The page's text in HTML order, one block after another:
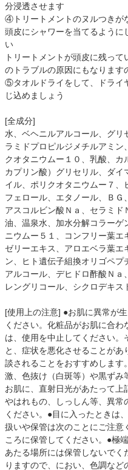
分浸透させます
④トリートメントのヌルつきが
頭皮にシャワーを当てるように
い
トリートメントが頭皮に残っ
のトラブルの原因にもなります
⑤タオルドライをして、ドライ
じ込めましょう
[全成分]
水、ベヘニルアルコール、グリ
ラミドプロピルジメチルアミン
クオタニウムー１０、乳酸、カ
カプリン酸）グリセリル、ダ
イル、ポリクオタニウムー７、
フェロール、エタノール、ＢＧ
アスコルビン酸Ｎａ、セラミド
油、温泉水、加水分解コラーゲ
ニウムー５１、コンフリー葉
ゼリーエキス、アロエベラ葉
ン、ヒト遺伝子組換オリゴペ
アルコール、デヒドロ酢酸Ｎ
レングリコール、シクロデキ
[使用上の注意] ●お肌に異常が
ください。化粧品がお肌に合
は、使用を中止してください
と、症状を悪化させることが
談されることをおすすめします
激、色抜け（白斑等）や黒ずみ
お肌に、直射日光があたって
やはれもの、しっしん等、異
ください。●目に入ったときは
扱いや保管は次のことにご注意
ころに保管してください。●極
あたる場所には保管しないで
りますので、におい、色調な